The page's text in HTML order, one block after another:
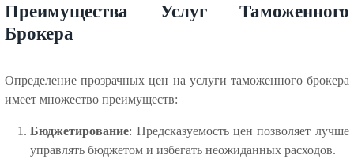
Преимущества Услуг Таможенного
Брокера
Определение прозрачных цен на услуги таможенного брокера
имеет множество преимуществ:
Бюджетирование: Предсказуемость цен позволяет лучше
управлять бюджетом и избегать неожиданных расходов.